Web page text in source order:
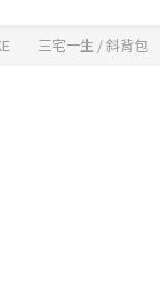
三宅一生 /斜背包